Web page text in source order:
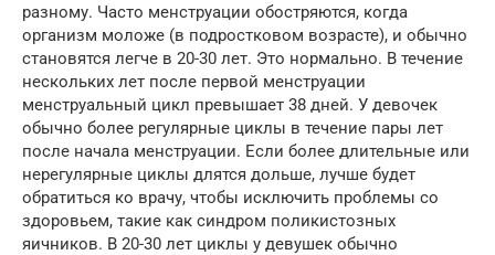
разному. Часто менструации обостряются, когда
организм моложе (в подростковом возрасте), и обычно
становятся легче в 20-30 лет. Это нормально. В течение
нескольких лет после первой менструации
менструальный цикл превышает 38 дней. У девочек
обычно более регулярные циклы в течение пары лет
после начала менструации. Если более длительные или
нерегулярные циклы длятся дольше, лучше будет
обратиться ко врачу, чтобы исключить проблемы со
здоровьем, такие как синдром поликистозных
яичников. В 20-30 лет циклы у девушек обычно